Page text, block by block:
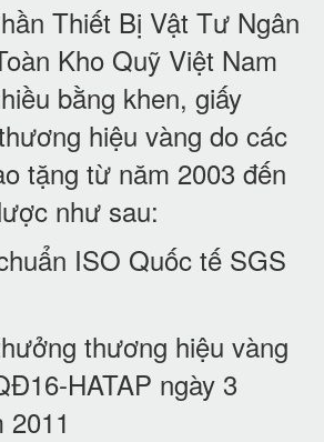
Thiết Bị Vật Tư Ngân
Kho Quỹ Việt Nam
bằng khen, giấy
hiệu vàng do các
tặng từ năm 2003 đến
như sau:
ISO Quốc tế SGS
thương hiệu vàng
HATAP ngày 3
2011